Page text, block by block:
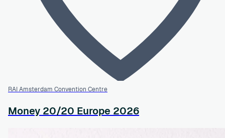
RAI Amsterdam Convention Centre
Money 20/20 Europe 2026